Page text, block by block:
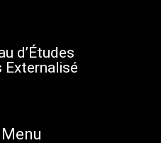
d’Études
Externalisé
Menu